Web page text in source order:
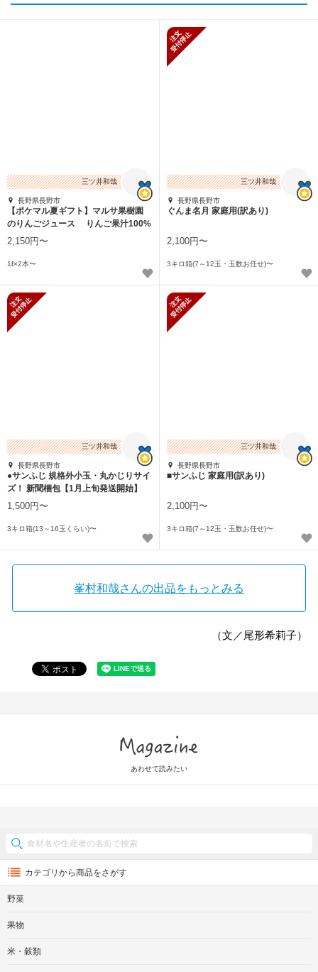
三ツ井和哉
長野県長野市
【ポケマル夏ギフト】マルサ果樹園
のりんごジュース りんご果汁100%
使用
2,150円〜
1ℓ×2本〜
三ツ井和哉
長野県長野市
ぐんま名月 家庭用(訳あり)
2,100円〜
3キロ箱(7～12玉・玉数お任せ)〜
三ツ井和哉
長野県長野市
●サンふじ 規格外小玉・丸かじりサイ
ズ！ 新聞梱包【1月上旬発送開始】
1,500円〜
3キロ箱(13～16玉くらい)〜
三ツ井和哉
長野県長野市
■サンふじ 家庭用(訳あり)
2,100円〜
3キロ箱(7～12玉・玉数お任せ)〜
峯村和哉さんの出品をもっとみる
（文／尾形希莉子）
あわせて読みたい
カテゴリから商品をさがす
野菜
果物
米・穀類